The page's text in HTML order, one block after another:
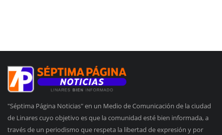
"Séptima Página Noticias" en un Medio de Comunicación de la ciudad
de Linares cuyo objetivo es que la comunidad esté bien informada, a
través de un periodismo que respeta la libertad de expresión y por